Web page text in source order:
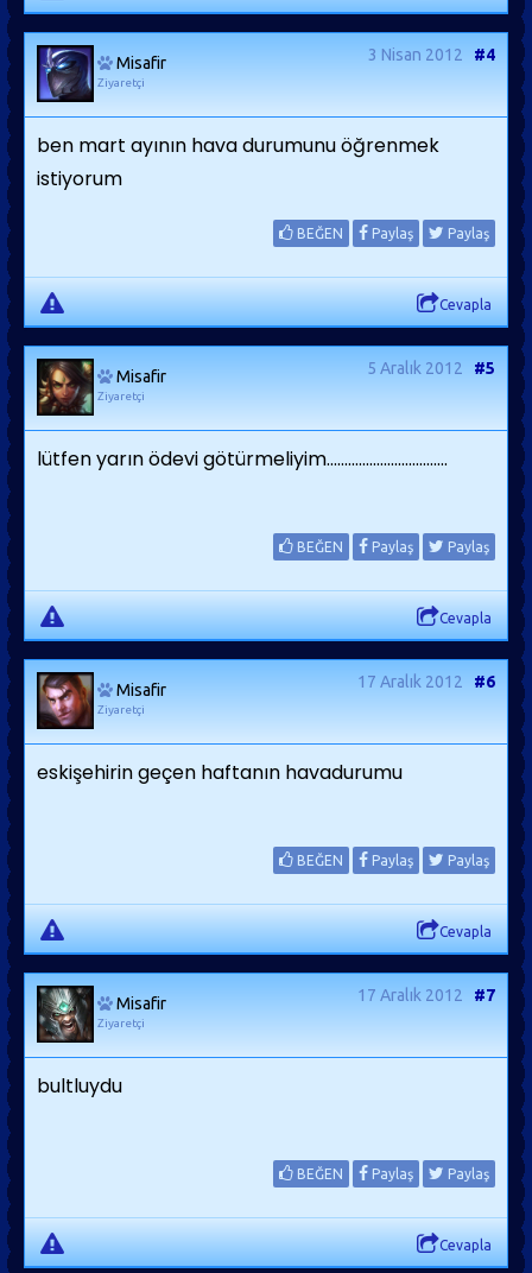
Misafir
Ziyaretçi
3 Nisan 2012 #4
ben mart ayının hava durumunu öğrenmek
istiyorum
BEĞEN Paylaş Paylaş
Cevapla
Misafir
Ziyaretçi
5 Aralık 2012 #5
lütfen yarın ödevi götürmeliyim..................................
BEĞEN Paylaş Paylaş
Cevapla
Misafir
Ziyaretçi
17 Aralık 2012 #6
eskişehirin geçen haftanın havadurumu
BEĞEN Paylaş Paylaş
Cevapla
Misafir
Ziyaretçi
17 Aralık 2012 #7
bultluydu
BEĞEN Paylaş Paylaş
Cevapla